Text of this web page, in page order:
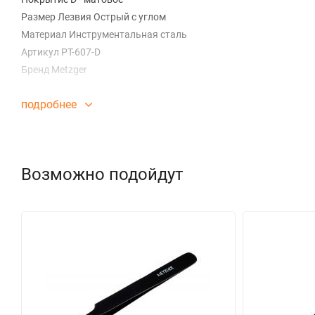
Размер Лезвия Острый с углом
Материал Инструментальная сталь
Артикул PT-607-D
Бренд Metzger
подробнее
Возможно подойдут